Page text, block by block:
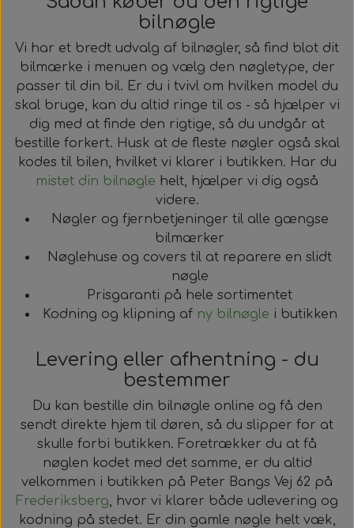
bilnøgle
Vi har et bredt udvalg af bilnøgler, så find blot dit
bilmærke i menuen og vælg den nøgletype, der
passer til din bil. Er du i tvivl om hvilken model du
skal bruge, kan du altid ringe til os - så hjælper vi
dig med at finde den rigtige, så du undgår at
bestille forkert. Husk at de fleste nøgler også skal
kodes til bilen, hvilket vi klarer i butikken. Har du
mistet din bilnøgle helt, hjælper vi dig også
videre.
Nøgler og fjernbetjeninger til alle gængse
bilmærker
Nøglehuse og covers til at reparere en slidt
nøgle
Prisgaranti på hele sortimentet
Kodning og klipning af ny bilnøgle i butikken
Levering eller afhentning - du
bestemmer
Du kan bestille din bilnøgle online og få den
sendt direkte hjem til døren, så du slipper for at
skulle forbi butikken. Foretrækker du at få
nøglen kodet med det samme, er du altid
velkommen i butikken på Peter Bangs Vej 62 på
Frederiksberg, hvor vi klarer både udlevering og
kodning på stedet. Er din gamle nøgle helt væk,